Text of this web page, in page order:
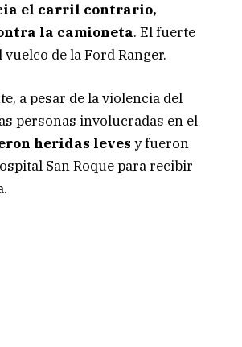
el carril contrario,
la camioneta. El fuerte
de la Ford Ranger.
a pesar de la violencia del
personas involucradas en el
heridas leves y fueron
San Roque para recibir